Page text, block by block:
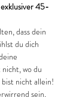
45-
dass dein
du dich
wo du
nicht allein!
sein,